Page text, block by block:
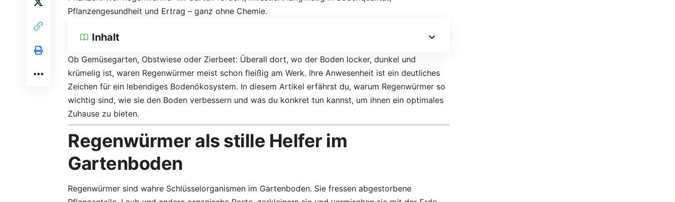
Pflanzengesundheit und Ertrag – ganz ohne Chemie.
Inhalt
Ob Gemüsegarten, Obstwiese oder Zierbeet: Überall dort, wo der Boden locker, dunkel und
krümelig ist, waren Regenwürmer meist schon fleißig am Werk. Ihre Anwesenheit ist ein deutliches
Zeichen für ein lebendiges Bodenökosystem. In diesem Artikel erfährst du, warum Regenwürmer so
wichtig sind, wie sie den Boden verbessern und was du konkret tun kannst, um ihnen ein optimales
Zuhause zu bieten.
Regenwürmer als stille Helfer im
Gartenboden
Regenwürmer sind wahre Schlüsselorganismen im Gartenboden. Sie fressen abgestorbene